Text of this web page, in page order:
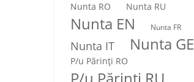
Nunta RO Nunta RU
Nunta EN Nunta FR
Nunta IT Nunta GE
P/u Părinți RO